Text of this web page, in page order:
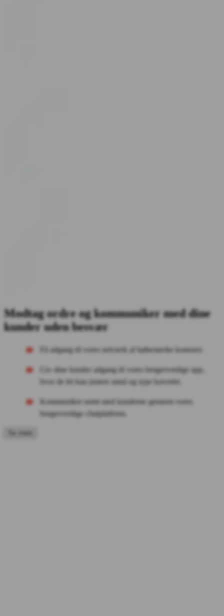
Modtag ordre og kommuniker med dine
kunder uden besvær
Få adgang til vores netværk af købestærke kontorer.
Giv dine kunder adgang til vores brugervenlige app,
hvor de let kan justere antal og type kuverter.
Kommuniker nemt med kunderne gennem vores
brugervenlige chatplatform.
Se mere